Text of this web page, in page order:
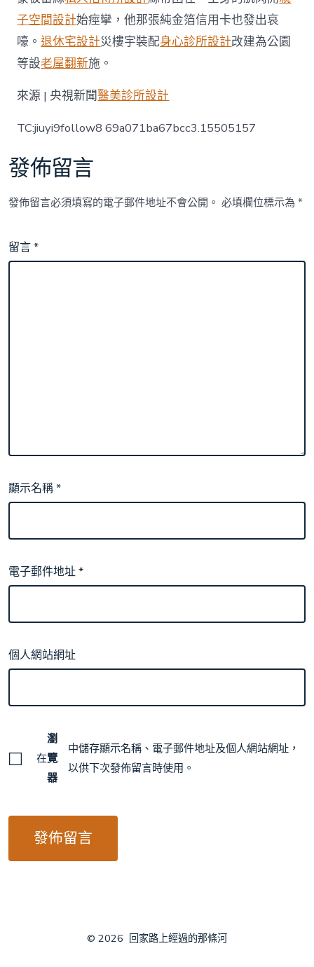
子空間設計始痙攣，他那張純金箔信用卡也發出哀
嚎。退休宅設計災樓宇裝配身心診所設計改建為公園
等設老屋翻新施。
來源 | 央視新聞醫美診所設計
TC:jiuyi9follow8 69a071ba67bcc3.15505157
發佈留言
發佈留言必須填寫的電子郵件地址不會公開。 必填欄位標示為*
留言*
顯示名稱*
電子郵件地址*
個人網站網址
在
瀏
覽
器
中儲存顯示名稱、電子郵件地址及個人網站網址，
以供下次發佈留言時使用。
© 2026 回家路上經過的那條河